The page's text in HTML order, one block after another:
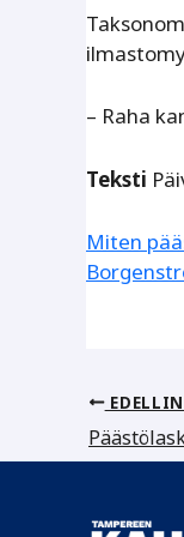
– Raha
Teksti
Miten